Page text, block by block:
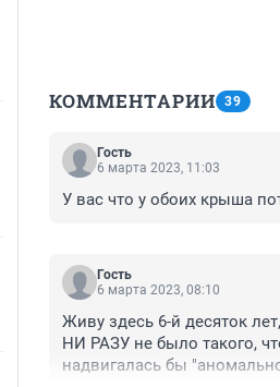
КОММЕНТАРИИ 39
Гость
6 марта 2023, 11:03
У вас что у обоих крыша
Гость
6 марта 2023, 08:10
Живу здесь 6-й десяток
НИ РАЗУ не было такого,
надвигалась бы